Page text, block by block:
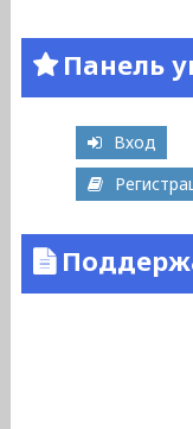
Панель
Вход